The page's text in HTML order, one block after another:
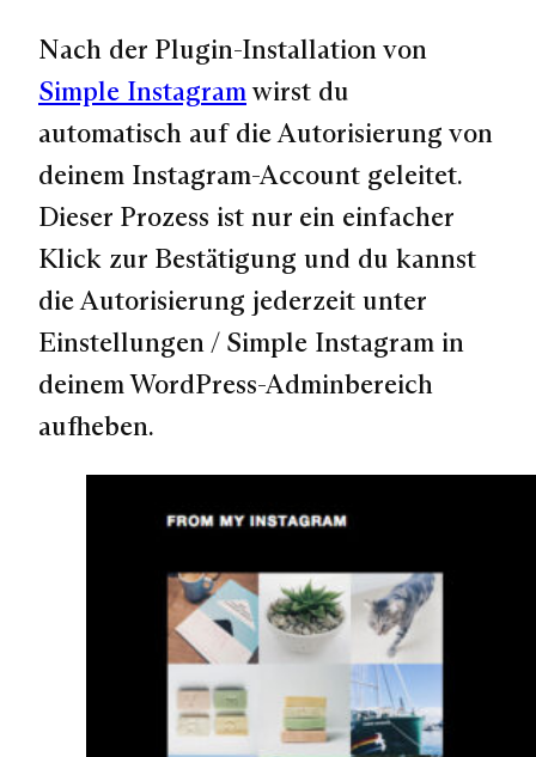
Nach der Plugin-Installation von
Simple Instagramwirst du
automatisch auf die Autorisierung von
deinem Instagram-Account geleitet.
Dieser Prozess ist nur ein einfacher
Klick zur Bestätigung und du kannst
die Autorisierung jederzeit unter
Einstellungen / Simple Instagram in
deinem WordPress-Adminbereich
aufheben.